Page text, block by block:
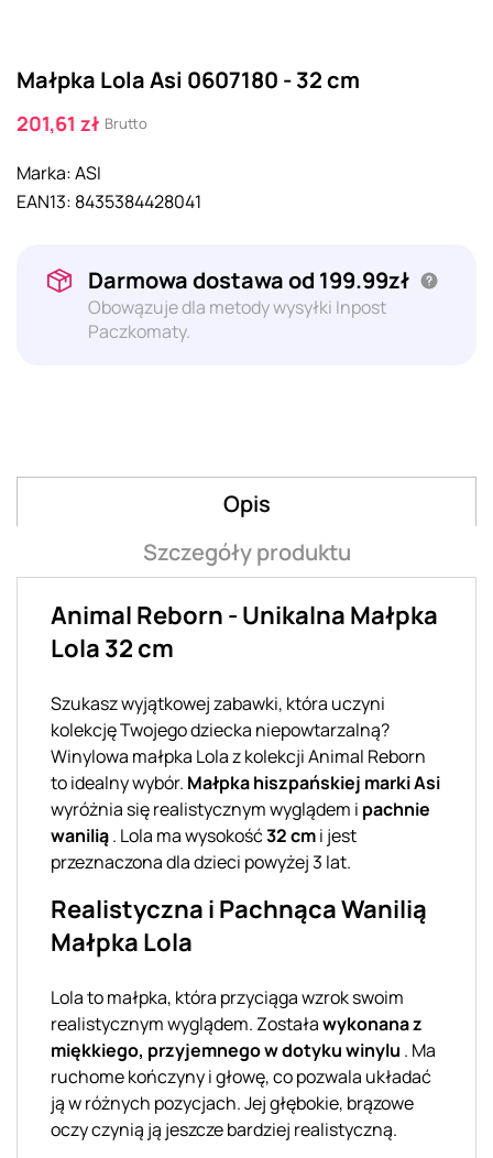
Małpka Lola Asi 0607180 - 32 cm
201,61 zł Brutto
Marka:ASI
EAN13: 8435384428041
Darmowa dostawa od 199.99zł
Obowązuje dla metody wysyłki Inpost
Paczkomaty.
Opis
Szczegóły produktu
Animal Reborn - Unikalna Małpka
Lola 32 cm
Szukasz wyjątkowej zabawki, która uczyni
kolekcję Twojego dziecka niepowtarzalną?
Winylowa małpka Lola z kolekcji Animal Reborn
to idealny wybór. Małpka hiszpańskiej marki Asi
wyróżnia się realistycznym wyglądem i pachnie
wanilią. Lola ma wysokość32 cmi jest
przeznaczona dla dzieci powyżej 3 lat.
Realistyczna i Pachnąca Wanilią
Małpka Lola
Lola to małpka, która przyciąga wzrok swoim
realistycznym wyglądem. Zostaławykonana z
miękkiego, przyjemnego w dotyku winylu . Ma
ruchome kończyny i głowę, co pozwala układać
ją w różnych pozycjach. Jej głębokie, brązowe
oczy czynią ją jeszcze bardziej realistyczną.